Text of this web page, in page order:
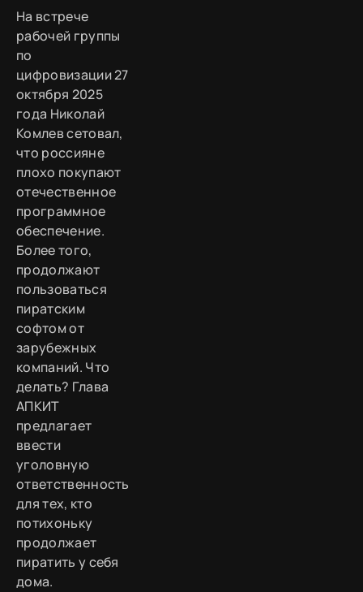
На встрече
рабочей группы
по
цифровизации 27
октября 2025
года Николай
Комлев сетовал,
что россияне
плохо покупают
отечественное
программное
обеспечение.
Более того,
продолжают
пользоваться
пиратским
софтом от
зарубежных
компаний. Что
делать? Глава
АПКИТ
предлагает
ввести
уголовную
ответственность
для тех, кто
потихоньку
продолжает
пиратить у себя
дома.